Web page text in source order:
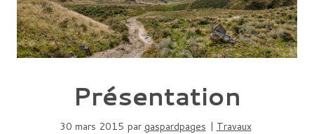
Présentation
30 mars 2015 par gaspardpages | Travaux